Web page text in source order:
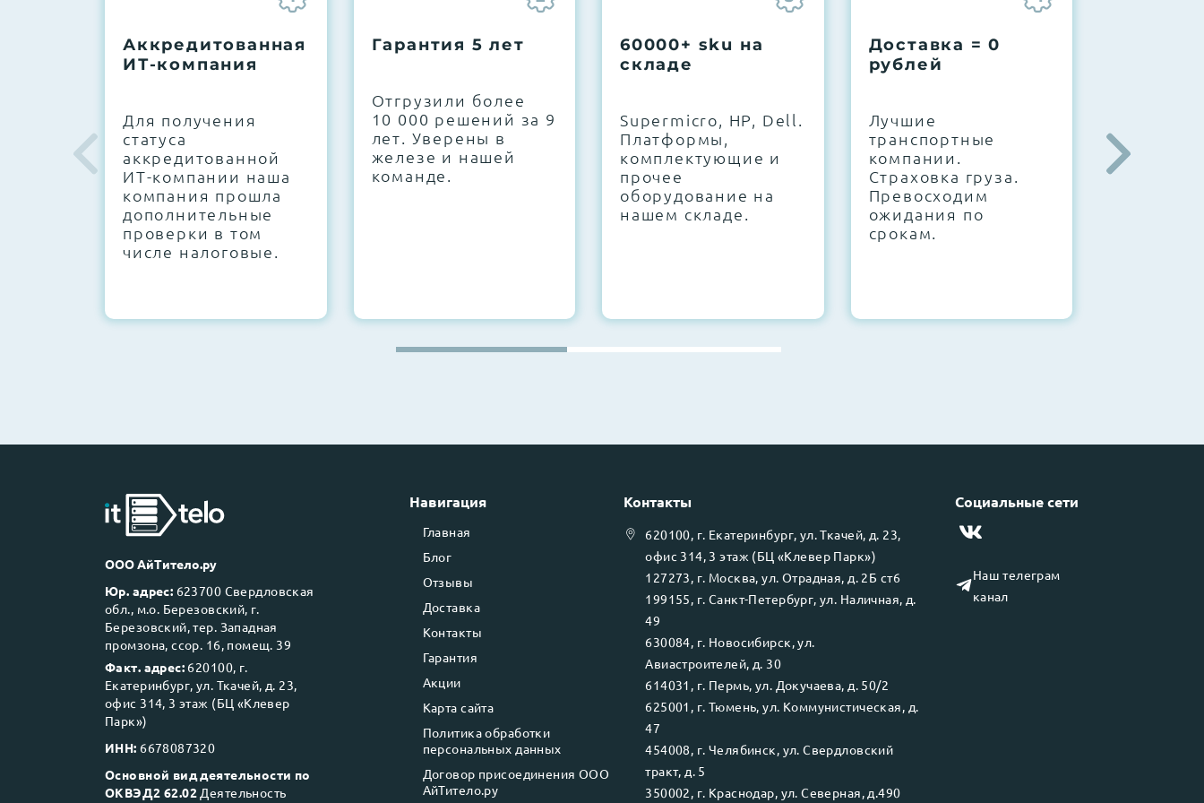
Next Business Day (NBD)
Аккредитованная
ИТ-компания
Для получения
статуса
аккредитованной
ИТ-компании наша
компания прошла
дополнительные
проверки в том
числе налоговые.
Гарантия 5 лет
Отгрузили более
10 000 решений за 9
лет. Уверены в
железе и нашей
команде.
60000+ sku на
складе
Supermicro, HP, Dell.
Платформы,
комплектующие и
прочее
оборудование на
нашем складе.
Доставка = 0
рублей
Лучшие
транспортные
компании.
Страховка груза.
Превосходим
ожидания по
срокам.
штате.
10000+
ООО АйТитело.ру
Юр. адрес: 623700 Свердловская
обл., м.о. Березовский, г.
Березовский, тер. Западная
промзона, ссор. 16, помещ. 39
Факт. адрес: 620100, г.
Екатеринбург, ул. Ткачей, д. 23,
офис 314, 3 этаж (БЦ «Клевер
Парк»)
ИНН: 6678087320
Основной вид деятельности по
ОКВЭД2 62.02 Деятельность
Навигация
Главная
Блог
Отзывы
Доставка
Контакты
Гарантия
Акции
Карта сайта
Политика обработки
персональных данных
Договор присоединения ООО
АйТитело.ру
Контакты
620100, г. Екатеринбург, ул.Ткачей, д. 23,
офис 314, 3 этаж (БЦ «Клевер Парк»)
127273, г. Москва, ул. Отрадная, д. 2Б ст6
199155, г. Санкт-Петербург, ул. Наличная, д.
49
630084, г. Новосибирск, ул.
Авиастроителей, д. 30
614031 , г. Пермь, ул. Докучаева, д. 50/2
625001 , г. Тюмень, ул. Коммунистическая, д.
47
454008, г. Челябинск, ул.Свердловский
тракт, д. 5
350002, г. Краснодар, ул.Северная, д.490
Социальные сети
Наш телеграм
канал